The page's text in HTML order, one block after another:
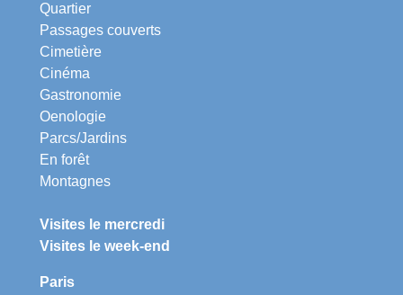
Quartier
Passages couverts
Cimetière
Cinéma
Gastronomie
Oenologie
Parcs/Jardins
En forêt
Montagnes
Visites le mercredi
Visites le week-end
Paris